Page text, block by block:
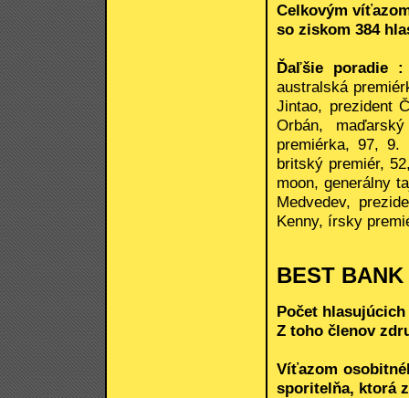
Celkovým
so ziskom 384
Ďaľšie poradie :
australská
Jintao, prezident
Orbán,
premiérka, 97, 9.
britský premiér,
moon, generálny
Medvedev,
Kenny, írsky
BEST BANK
Počet
Z toho členov
Víťazom
sporitelňa, ktorá